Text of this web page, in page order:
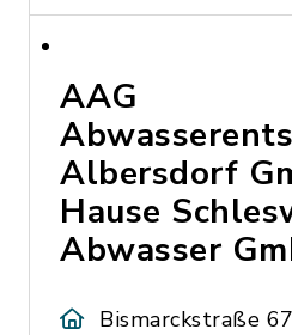
AAG
Albersdorf
Hause
Abwasser
Bismarckstraße